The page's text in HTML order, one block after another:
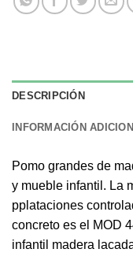
DESCRIPCIÓN
INFORMACIÓN
Pomo grandes de
y mueble infantil. La
pplataciones
concreto es el MOD
infantil madera